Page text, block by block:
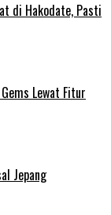
di Hakodate, Pasti
Lewat Fitur
Jepang